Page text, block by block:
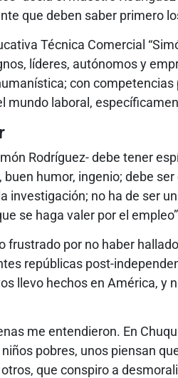
que deben saber primero
Técnica Comercial
líderes, autónomos y
con competencias
mundo laboral,
Rodríguez- debe tener
buen humor, ingenio; debe
investigación; no ha de ser
se haga valer por el
frustrado por no haber
repúblicas post-
llevo hechos en América, y
me entendieron. En
pobres, unos piensan
que conspiro a